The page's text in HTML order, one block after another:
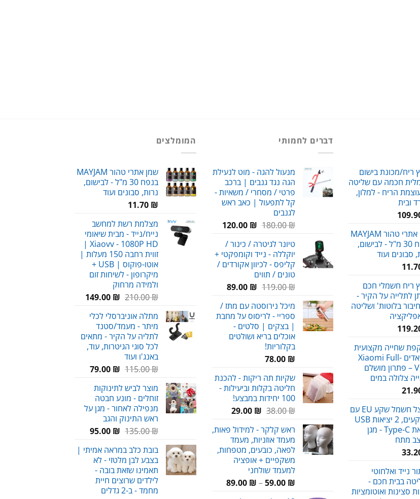
ריח/מכונת בישום
חכמה עם שליטה
הריח - למלון,
ובית
שמן אתרי טהור MAYJAM
בנפח 30 מ"ל - לבישום,
סבונים ועוד
ריח חשמלי חכם
לתלייה על הקיר -
בלוטות' ושליטה
שחייה מקצועית
נגד אדים Xiaomi Full-
View – פתרון מושלם
צלולה במים
מפצל חשמל שקע EU עם
5 שקעים, 2 יציאות USB
ויציאת Type-C - מגן
מתח
נייד ואלחוטי
בבית חכם -
סצינות ואוטומציות
דברים לחמותי
מנעול להגה - מוט לנעילת
הגה נגד גנבים | ברכב
פרטי / מסחרי / משאיות -
קל לתפעול | כאב ראש
לגנבים
180.00₪
המחיר
היה:
180.00 ₪.
120.00 ₪
המחיר
120.00 ₪.
טיונר לגיטרה / כינור /
יוקללה - נייד וקומפקטי +
קליפס - לכיוון אקורדים /
טונים / תווים
119.00₪
המחיר
היה:
119.00 ₪.
89.00 ₪
המחיר
הוא:
89.00 ₪.
מיכל נירוסטה עם מתז /
ספריי - לריסוס על מחבת
| בצקים | סלטים -
אוכלים בריא ושולטים
בקלוריות!
78.00 ₪
שקיות תה ריקות - להכנת
חליטה בקלות וביעילות -
100 יחידות במבצע!
38.00₪
המחיר
היה:
38.00 ₪.
29.00 ₪
המחיר
הוא:
ראש קלקר - למידול פאות,
מעמד אוזניות, מעמד
לפאה, כובעים, מטפחות,
משקפיים + אופציה
למעמד שולחני
59.00 ₪
–
89.00 ₪
טווח
המומלצים
שמן אתרי טהור MAYJAM
בנפח 30 מ"ל - לבישום,
נרות, סבונים ועוד
11.70 ₪
מצלמת רשת למחשב
נייח/נייד - מבית שיאומי
Xiaovv - 1080P HD |
זווית רחבה 150 מעלות |
אוטו-פוקוס | USB +
מיקרופון - לשיחות זום
ולמידה מרחוק
210.00₪
המחיר
היה:
210.00 ₪.
149.00 ₪
המחיר
מתלה אוניברסלי לכלי
מיתר - מעמד/סטנד
לתליה על הקיר - מתאים
לכל סוגי הגיטרות, עוד,
באנג'ו ועוד
115.00₪
המחיר
היה:
115.00 ₪.
79.00 ₪
המחיר
מוצר לביש לתינוקות
זוחלים - מונע חבטה
מנפילה לאחור - מגן על
ראש התינוק והגב
135.00₪
המחיר
היה:
135.00 ₪.
95.00 ₪
המחיר
הוא:
בובת כלב במראה אמיתי |
בצבע לבן מלטזי - לא
תאמינו שזאת בובה -
לילדים שרוצים חיית
מחמד - ב-2 גדלים